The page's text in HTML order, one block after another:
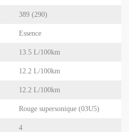
389 (290)
Essence
13.5 L/100km
12.2 L/100km
12.2 L/100km
Rouge supersonique (03U5)
4